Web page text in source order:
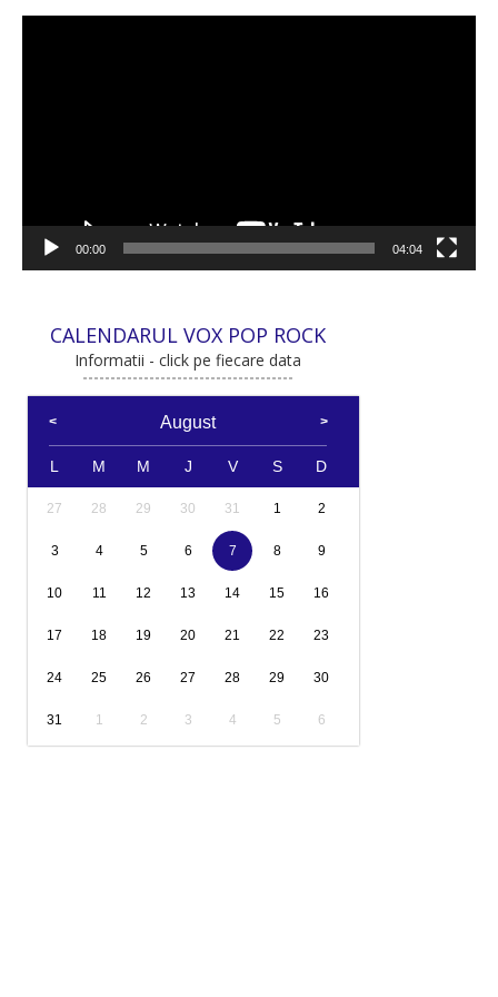
00:00 04:04
CALENDARUL VOX POP ROCK
Informatii - click pe fiecare data
August
L M M J V S D
27 28 29 30 31 1 2
3 4 5 6 7 8 9
10 11 12 13 14 15 16
17 18 19 20 21 22 23
24 25 26 27 28 29 30
31 1 2 3 4 5 6